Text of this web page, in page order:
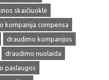
skaičiuoklė
kompanija compensa
draudimo kompanijos
draudimo nuolaida
paslaugos